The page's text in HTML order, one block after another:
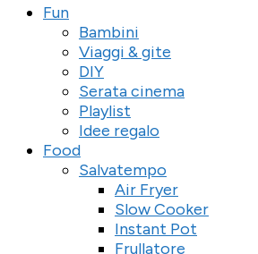
Fun
Bambini
Viaggi & gite
DIY
Serata cinema
Playlist
Idee regalo
Food
Salvatempo
Air Fryer
Slow Cooker
Instant Pot
Frullatore